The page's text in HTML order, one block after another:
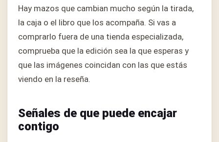
Hay mazos que cambian mucho según la tirada,
la caja o el libro que los acompaña. Si vas a
comprarlo fuera de una tienda especializada,
comprueba que la edición sea la que esperas y
que las imágenes coincidan con las que estás
viendo en la reseña.
Señales de que puede encajar
contigo